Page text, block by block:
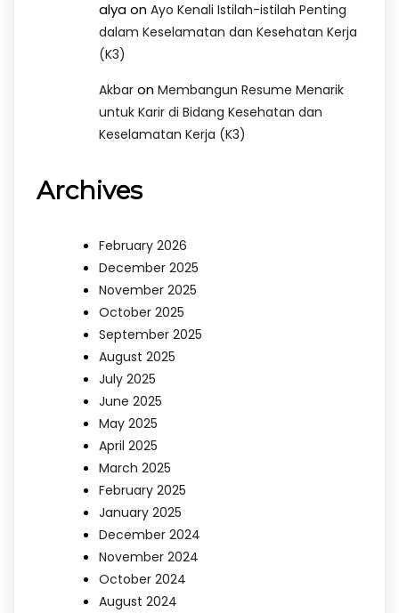
alyaon Ayo Kenali Istilah-istilah Penting
dalam Keselamatan dan Kesehatan Kerja
(K3)
Akbar on Membangun Resume Menarik
untuk Karir di Bidang Kesehatan dan
Keselamatan Kerja (K3)
Archives
February 2026
December 2025
November 2025
October 2025
September 2025
August 2025
July 2025
June 2025
May 2025
April 2025
March 2025
February 2025
January 2025
December 2024
November 2024
October 2024
August 2024